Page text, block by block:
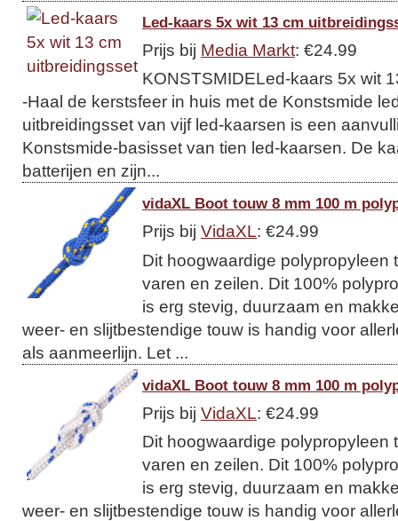
Led-kaars 5x wit 13 cm
Prijs bij Media Markt: €24.99
KONSTSMIDELed-kaars 5x wit
-Haal de kerstsfeer in huis met de Konstsmide
uitbreidingsset van vijf led-kaarsen is een
Konstsmide-basisset van tien led-kaarsen. De
batterijen en zijn...
vidaXL Boot touw 8 mm 100 m
Prijs bij VidaXL: €24.99
Dit hoogwaardige polypropyleen
varen en zeilen. Dit 100%
is erg stevig, duurzaam en
weer- en slijtbestendige touw is handig voor
als aanmeerlijn. Let ...
vidaXL Boot touw 8 mm 100 m
Prijs bij VidaXL: €24.99
Dit hoogwaardige polypropyleen
varen en zeilen. Dit 100%
is erg stevig, duurzaam en
weer- en slijtbestendige touw is handig voor